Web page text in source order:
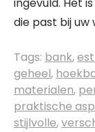
ingevuld. Het
die past bij uw
Tags: bank,
geheel,
materialen,
praktische
stijlvolle,